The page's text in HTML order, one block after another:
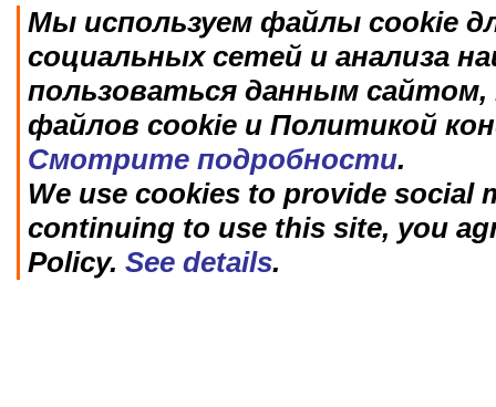
Мы используем файлы cookie
социальных сетей и анализа
пользоваться данным
файлов cookie и Политикой
Смотрите подробности.
We use cookies to provide social
continuing to use this site, you
Policy. See details.